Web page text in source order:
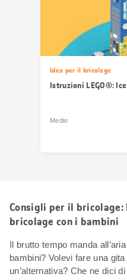
Idea per il bricolage
Istruzioni LEGO®:
Medio
Consigli per il
bricolage con i bambini
Il brutto tempo manda
bambini? Volevi fare una
un’alternativa? Che ne dici